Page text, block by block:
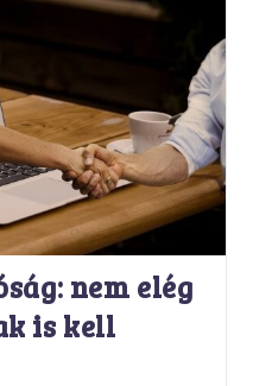
nem elég
is kell